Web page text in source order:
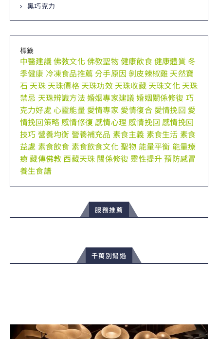
黑巧克力
標籤
中醫建議佛教文化佛教聖物健康飲食健康體質 冬
季健康 冷凍食品推薦 分手原因 剝皮辣椒雞 天然寶
石 天珠 天珠價格 天珠功效 天珠收藏 天珠文化 天珠
禁忌 天珠辨識方法 婚姻專家建議婚姻關係修復 巧
克力好處 心靈能量 愛情專家 愛情復合 愛情挽回 愛
情挽回策略 感情修復 感情心理 感情挽回 感情挽回
技巧 營養均衡 營養補充品 素食主義 素食生活 素食
益處 素食飲食 素食飲食文化聖物 能量平衡 能量療
癒藏傳佛教 西藏天珠 關係修復 靈性提升預防感冒
養生食譜
服務推薦
千萬別錯過